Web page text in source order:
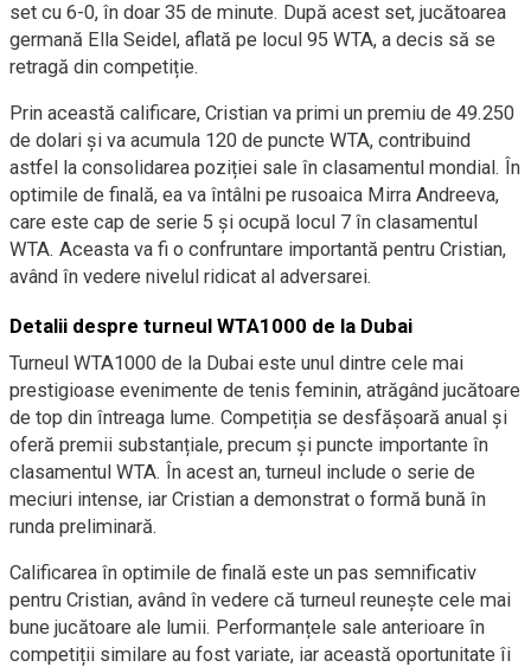
set cu 6-0, în doar 35 de minute. După acest set, jucătoarea
germană Ella Seidel, aflată pe locul 95 WTA, a decis să se
retragă din competiție.
Prin această calificare, Cristian va primi un premiu de 49.250
de dolari și va acumula 120 de puncte WTA, contribuind
astfel la consolidarea poziției sale în clasamentul mondial. În
optimile de finală, ea va întâlni pe rusoaica Mirra Andreeva,
care este cap de serie 5 și ocupă locul 7 în clasamentul
WTA. Aceasta va fi o confruntare importantă pentru Cristian,
având în vedere nivelul ridicat al adversarei.
Detalii despre turneul WTA1000 de la Dubai
Turneul WTA1000 de la Dubai este unul dintre cele mai
prestigioase evenimente de tenis feminin, atrăgând jucătoare
de top din întreaga lume. Competiția se desfășoară anual și
oferă premii substanțiale, precum și puncte importante în
clasamentul WTA. În acest an, turneul include o serie de
meciuri intense, iar Cristian a demonstrat o formă bună în
runda preliminară.
Calificarea în optimile de finală este un pas semnificativ
pentru Cristian, având în vedere că turneul reunește cele mai
bune jucătoare ale lumii. Performanțele sale anterioare în
competiții similare au fost variate, iar această oportunitate îi